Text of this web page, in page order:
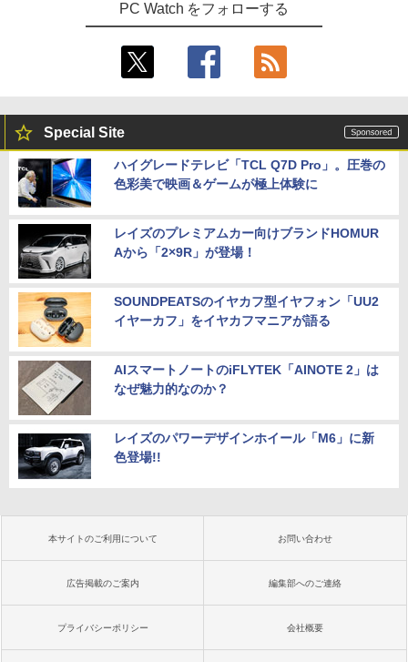
ラソン★8/4～8/11★中古パソコン ノー
トPC NEC VersaPro VX-4 PC-VKT16XZ
古SSD 2.5インチ128GB / 256GB / 512G
B Windows11 Pro 64bit【送料無料】
5
【1500円OFFクーポン】【テンキー&Wi
oft Office付き Windows11 Lenovo Thi
nkpad L580 中古ノートパソコン PC パ
ソコン 中古ノートPC 中古PC SSD1TB
￥21,800
2画面出力/Windows11/Windows10/Offi
ce/中古 デスクトップ デスクトップPC
￥37,800
NEC Mate ML-D 単体 Windows11 64bit
HDMI Core i5 12400 メモリー16GB 高
速SSD256GB+HDD500GB DVDマルチ
デスクトップパソコン【中古】【30日保
証】20007027
パネル PU保護カバー付き 非光沢 1200:1
高コントラスト 超軽量 640g スピーカー
スマホ対応 MFP156T1F
5
【楽天1位!1,600円OFFクーポン 8/4 20:
00-8/11 01:59】Xiaomi Monitor A24i 20
26 ディスプレイ 1080P 23.8インチ 144
画面 TÜV認証 目にやさしい 調整可能な
スタンド VESA
￥23,760
PC Watch をフォローする
Special Site
ハイグレードテレビ「TCL Q7D Pro」。圧巻の
色彩美で映画＆ゲームが極上体験に
レイズのプレミアムカー向けブランドHOMUR
Aから「2×9R」が登場！
SOUNDPEATSのイヤカフ型イヤフォン「UU2
イヤーカフ」をイヤカフマニアが語る
AIスマートノートのiFLYTEK「AINOTE 2」は
なぜ魅力的なのか？
レイズのパワーデザインホイール「M6」に新
色登場!!
本サイトのご利用について お問い合わせ
広告掲載のご案内 編集部へのご連絡
プライバシーポリシー 会社概要